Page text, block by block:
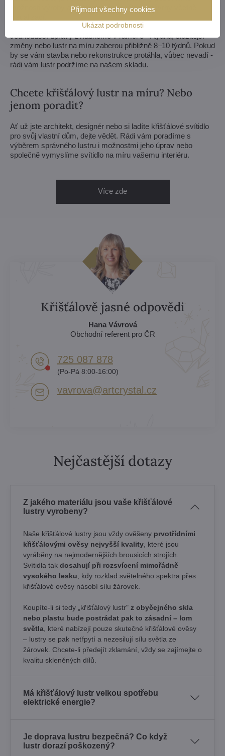
možnosti výroby a do týdne vám pošleme návrhy včetně
Jednodušší úpravy zvládneme v rámci 3–4 týdnů, složitější
změny nebo lustr na míru zaberou přibližně 8–10 týdnů. Pokud
by se vám stavba nebo rekonstrukce protáhla, vůbec nevadí -
rádi vám lustr podržíme na našem skladu.
Chcete křišťálový lustr na míru? Nebo
jenom poradit?
Ať už jste architekt, designér nebo si ladíte křišťálové svítidlo
pro svůj vlastní dům, dejte vědět. Rádi vám poradíme s
výběrem správného lustru i možnostmi jeho úprav nebo
společně vymyslíme svítidlo na míru vašemu interiéru.
Více zde
Křišťálově jasné odpovědi
Hana Vávrová
Obchodní referent pro ČR
725 087 878​
(Po-Pá 8:00-16:00)
vavrova​@artcrystal​.cz
Nejčastější dotazy
Z jakého materiálu jsou vaše křišťálové
lustry vyrobeny?
Naše křišťálové lustry jsou vždy ověšeny prvotřídními
křišťálovými ověsy nejvyšší kvality , které jsou
vyráběny na nejmodernějších brousicích strojích.
Svítidla tak dosahují při rozsvícení mimořádně
vysokého lesku , kdy rozklad světelného spektra přes
křišťálové ověsy násobí sílu žárovek. ​
Koupíte-li si tedy „křišťálový lustr" z obyčejného skla
nebo plastu bude postrádat pak to zásadní – lom
světla , které nabízejí pouze skutečné křišťálové ověsy
– lustry se pak netřpytí a nezesilují sílu světla ze
žárovek. Chcete-li předejít zklamání, vždy se zajímejte o
kvalitu skleněných dílů.
Má křišťálový lustr velkou spotřebu
elektrické energie?
Je doprava lustru bezpečná? Co když
lustr dorazí poškozený?
Ukázat podrobnosti
Přijmout všechny cookies